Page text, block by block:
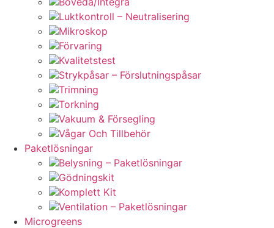
Luktkontroll – Neutralisering
Mikroskop
Förvaring
Kvalitetstest
Strykpåsar – Förslutningspåsar
Trimning
Torkning
Vakuum & Försegling
Vågar Och Tillbehör
Paketlösningar
Belysning – Paketlösningar
Gödningskit
Komplett Kit
Ventilation – Paketlösningar
Microgreens